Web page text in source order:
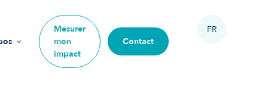
Mesurer
mon
impact
Contact
FR